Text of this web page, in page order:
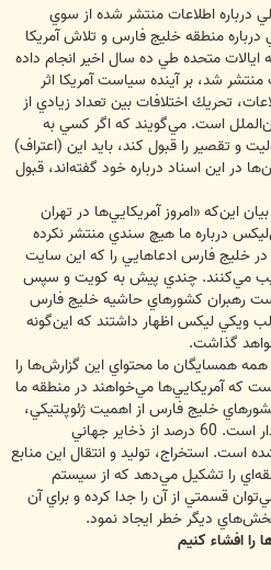
درباره ‌اطلاعات منتشر شده از سوي
‌منطقه ‌خليج فارس ‌و ‌تلاش آمريكا
‌متحده ‌طي ‌ده ‌سال ‌اخير ‌انجام ‌داده
‌شد، ‌بر ‌آينده ‌سياست ‌آمريكا ‌اثر
‌تحريك ‌اختلافات ‌بين ‌تعداد ‌زيادي ‌از
‌است. ‌مي‌گويند ‌كه ‌اگر ‌كسي ‌به
‌و ‌تقصير ‌را ‌قبول ‌كند، ‌بايد ‌اين ‌(اعتراف)
‌در ‌اين ‌اسناد ‌درباره ‌خود ‌گفته‌اند، ‌قبول
اين‌كه «امروز ‌آمريكايي‌ها ‌در ‌تهران
‌درباره ‌ما ‌هيچ ‌سندي ‌منتشر ‌نكرده
‌خليج ‌فارس ‌ادعاهايي ‌را ‌كه ‌اين ‌سايت
‌مي‌كنند. ‌چندي ‌پيش ‌به ‌كويت ‌و ‌سپس
‌رهبران ‌كشورهاي ‌حاشيه ‌خليج ‌فارس
‌ويكي ‌ليكس ‌اظهار ‌داشتند ‌كه ‌اين‌گونه
‌گذاشت.
‌همه ‌همسايگان ‌ما ‌محتواي ‌اين ‌گزارش‌ها ‌را
‌كه ‌آمريكايي‌ها ‌مي‌خواهند ‌در ‌منطقه ‌ما
‌خليج ‌فارس ‌از ‌اهميت ‌ژئوپلتيكي،
‌ژئو ‌استراتژيكي ‌و ‌ژئو ‌اقتصادي ‌برخوردار ‌است. 60 ‌درصد از ‌ذخاير ‌جهاني
‌است. ‌استخراج، ‌توليد ‌و ‌انتقال ‌اين ‌منابع
‌را ‌تشكيل ‌مي‌دهد ‌كه ‌از ‌سيستم
‌قسمتي از ‌آن ‌را ‌جدا ‌كرده ‌و ‌براي ‌آن
‌ديگر ‌خطر ‌ايجاد ‌نمود.
‌را ‌افشاء ‌كنيم